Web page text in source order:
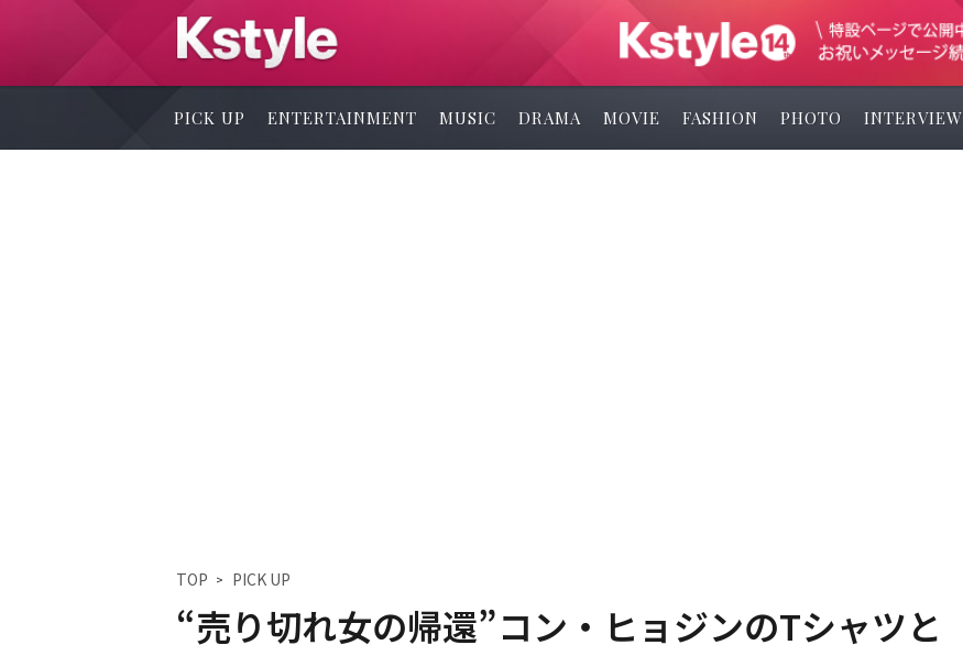
PICK UP ENTERTAINMENT MUSIC DRAMA MOVIE FASHION PHOTO INTERVIEW
TOP PICK UP
“売り切れ女の帰還”コン・ヒョジンのTシャツと